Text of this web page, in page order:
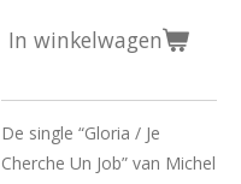
In winkelwagen
De single “Gloria / Je
Cherche Un Job” van Michel